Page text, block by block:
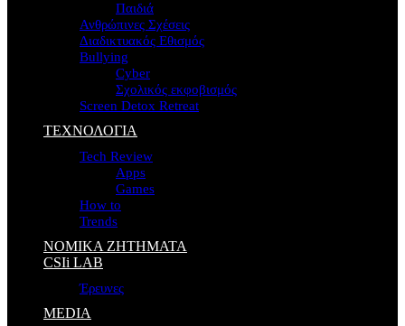
Παιδιά
Ανθρώπινες Σχέσεις
Διαδικτυακός Εθισμός
Bullying
Cyber
Σχολικός εκφοβισμός
Screen Detox Retreat
ΤΕΧΝΟΛΟΓΙΑ
Tech Review
Apps
Games
How to
Trends
ΝΟΜΙΚΑ ΖΗΤΗΜΑΤΑ
CSIi LAB
Έρευνες
MEDIA